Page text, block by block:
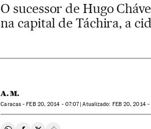
O sucessor de Hugo
na capital de Táchira, a
A. M.
Caracas -FEB20, 2014 - 07:07 atualizado: FEB20, 2014 -